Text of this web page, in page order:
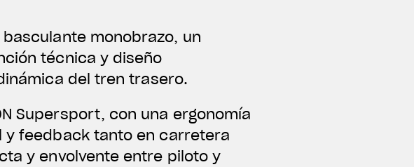
monobrazo, un
técnica y diseño
del tren trasero.
Supersport, con una ergonomía
y feedback tanto en carretera
y envolvente entre piloto y